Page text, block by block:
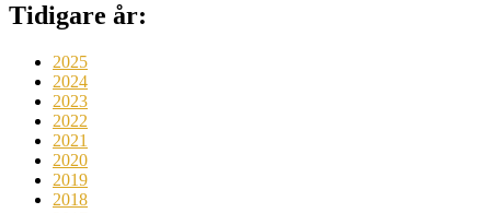
Tidigare år:
2025
2024
2023
2022
2021
2020
2019
2018